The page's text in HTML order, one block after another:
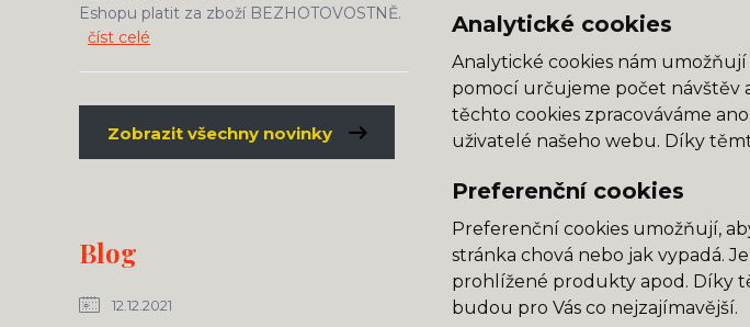
Eshopu platit za zboží BEZHOTOVOSTNĚ.
číst celé
Zobrazit všechny novinky
Blog
12.12.2021
Analytické cookies
Analytické cookies nám
pomocí určujeme počet návštěv
těchto cookies zpracováváme
uživatelé našeho webu. Díky
Preferenční cookies
Preferenční cookies umožňují,
stránka chová nebo jak vypadá.
prohlížené produkty apod. Díky
budou pro Vás co nejzajímavější.